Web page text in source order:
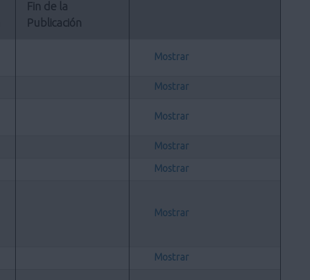
Fin de la
Publicación
Mostrar
Mostrar
Mostrar
Mostrar
Mostrar
Mostrar
Mostrar